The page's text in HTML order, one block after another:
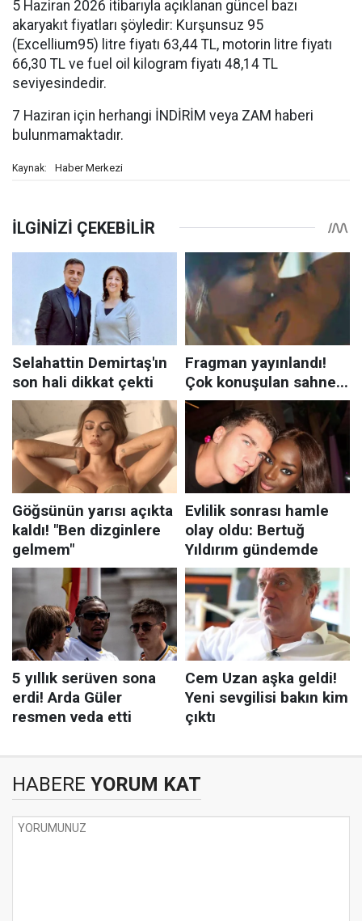
5 Haziran 2026 itibarıyla açıklanan güncel bazı
akaryakıt fiyatları şöyledir: Kurşunsuz 95
(Excellium95) litre fiyatı 63,44 TL, motorin litre fiyatı
66,30 TL ve fuel oil kilogram fiyatı 48,14 TL
seviyesindedir.
7 Haziran için herhangi İNDİRİM veya ZAM haberi
bulunmamaktadır.
Kaynak: Haber Merkezi
HABERE YORUM KAT